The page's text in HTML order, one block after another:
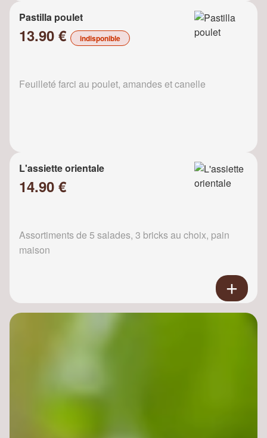
Pastilla poulet
13.90 € indisponible
Feuilleté farci au poulet, amandes et canelle
L'assiette orientale
14.90 €
Assortiments de 5 salades, 3 bricks au choix, pain
maison